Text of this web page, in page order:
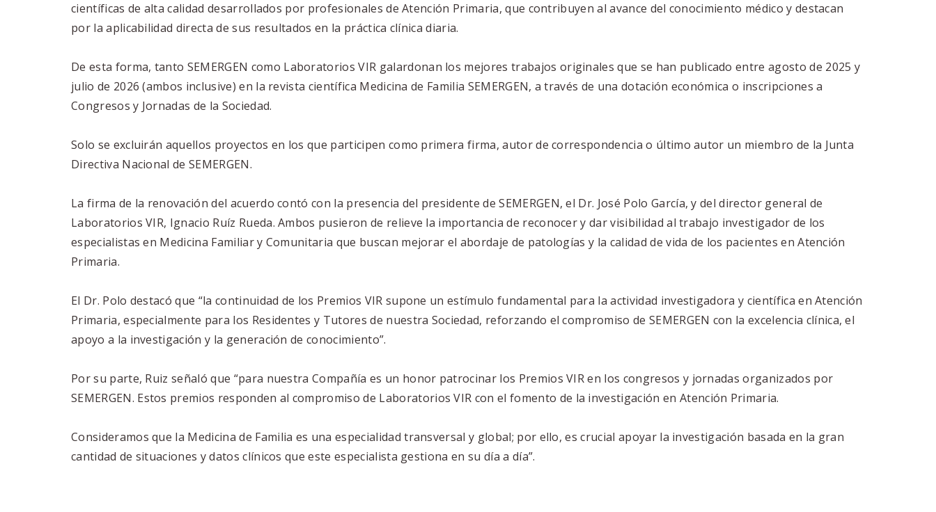
científicas de alta calidad desarrollados por profesionales de Atención Primaria, que contribuyen al avance del conocimiento médico y destacan
por la aplicabilidad directa de sus resultados en la práctica clínica diaria.
De esta forma, tanto SEMERGEN como Laboratorios VIR galardonan los mejores trabajos originales que se han publicado entre agosto de 2025 y
julio de 2026 (ambos inclusive) en la revista científica Medicina de Familia SEMERGEN, a través de una dotación económica o inscripciones a
Congresos y Jornadas de la Sociedad.
Solo se excluirán aquellos proyectos en los que participen como primera firma, autor de correspondencia o último autor un miembro de la Junta
Directiva Nacional de SEMERGEN.
La firma de la renovación del acuerdo contó con la presencia del presidente de SEMERGEN, el Dr. José Polo García, y del director general de
Laboratorios VIR, Ignacio Ruíz Rueda. Ambos pusieron de relieve la importancia de reconocer y dar visibilidad al trabajo investigador de los
especialistas en Medicina Familiar y Comunitaria que buscan mejorar el abordaje de patologías y la calidad de vida de los pacientes en Atención
Primaria.
El Dr. Polo destacó que “la continuidad de los Premios VIR supone un estímulo fundamental para la actividad investigadora y científica en Atención
Primaria, especialmente para los Residentes y Tutores de nuestra Sociedad, reforzando el compromiso de SEMERGEN con la excelencia clínica, el
apoyo a la investigación y la generación de conocimiento”.
Por su parte, Ruiz señaló que “para nuestra Compañía es un honor patrocinar los Premios VIR en los congresos y jornadas organizados por
SEMERGEN. Estos premios responden al compromiso de Laboratorios VIR con el fomento de la investigación en Atención Primaria.
Consideramos que la Medicina de Familia es una especialidad transversal y global; por ello, es crucial apoyar la investigación basada en la gran
cantidad de situaciones y datos clínicos que este especialista gestiona en su día a día”.